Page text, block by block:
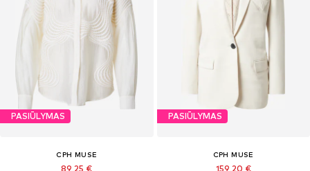
PASIŪLYMAS
CPH MUSE
89,25 €
PASIŪLYMAS
CPH MUSE
159,20 €